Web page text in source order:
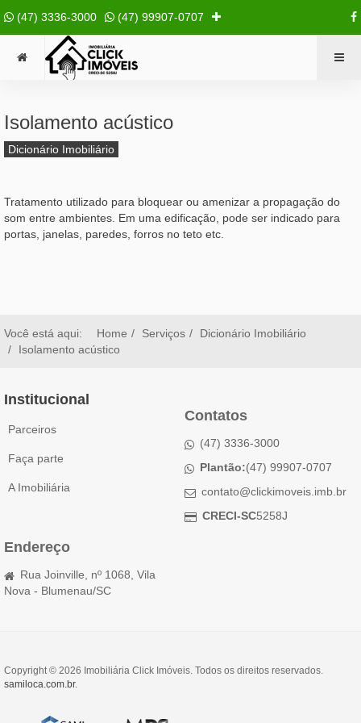
(47) 3336-3000 (47) 99907-0707
Isolamento acústico
Dicionário Imobiliário
Tratamento utilizado para bloquear ou amenizar a propagação do
som entre ambientes. Em uma edificação, pode ser indicado para
portas, janelas, paredes, forros no teto etc.
Você está aqui: Home Serviços
Dicionário Imobiliário
Isolamento acústico
Institucional
Parceiros
Faça parte
A Imobiliária
Contatos
(47) 3336-3000
Plantão:(47) 99907-0707
contato@clickimoveis.imb.br
CRECI-SC5258J
Endereço
Rua Joinville, nº 1068, Vila
Nova - Blumenau/SC
Copyright © 2026 Imobiliária Click Imóveis. Todos os direitos reservados.
samiloca.com.br.